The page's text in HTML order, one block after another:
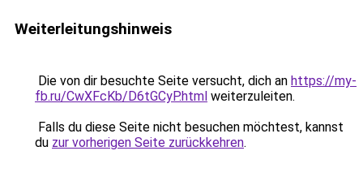
Weiterleitungshinweis
Die von dir besuchte Seite versucht, dich an https://my-
fb.ru/CwXFcKb/D6tGCyP.html weiterzuleiten.
Falls du diese Seite nicht besuchen möchtest, kannst
du zur vorherigen Seite zurückkehren.